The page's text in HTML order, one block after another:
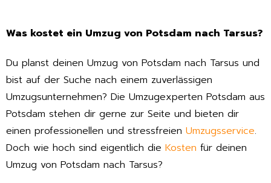
Was kostet ein Umzug von Potsdam nach Tarsus?
Du planst deinen Umzug von Potsdam nach Tarsus und
bist auf der Suche nach einem zuverlässigen
Umzugsunternehmen? Die Umzugexperten Potsdam aus
Potsdam stehen dir gerne zur Seite und bieten dir
einen professionellen und stressfreien Umzugsservice.
Doch wie hoch sind eigentlich die Kosten für deinen
Umzug von Potsdam nach Tarsus?